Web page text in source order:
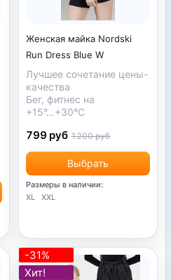
Женская майка Nordski
Run Dress Blue W
Лучшее сочетание цены-
качества
Бег, фитнес на
+15°...+30°С
Выбрать
799 руб 1200 руб
Размеры в наличии:
XL
XXL
-31%
Хит!